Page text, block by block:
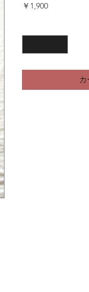
￥1,900価